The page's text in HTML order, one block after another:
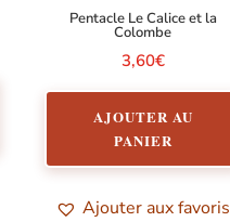
Pentacle Le Calice et la
Colombe
3,60€
AJOUTER AU
PANIER
Ajouter aux favoris